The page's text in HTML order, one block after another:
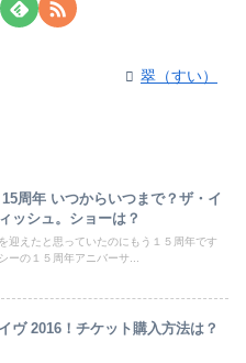
翠（すい）
周年 いつからいつまで？ザ・イ
ッシュ。ショーは？
迎えたと思っていたのにもう１５周年です
ーの１５周年アニバーサ...
ヴ 2016！チケット購入方法は？